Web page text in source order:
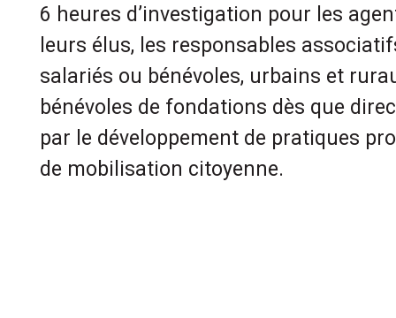
6 heures d’investigation pour les
leurs élus, les responsables
salariés ou bénévoles, urbains et
bénévoles de fondations dès que
par le développement de pratiques
de mobilisation citoyenne.